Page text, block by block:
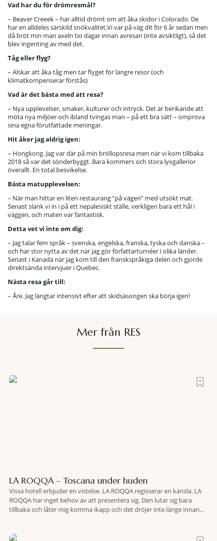
Vad har du för drömresmål?
– Beaver Creeek – har alltid drömt om att åka skidor i Colorado. De
har en alldeles särskild snökvalitet.Vi var på väg dit för 6 år sedan men
då bröt min man axeln tio dagar innan avresan (inte avsiktligt), så det
blev ingenting av med det.
Tåg eller flyg?
– Älskar att åka tåg men tar flyget för längre resor (och
klimatkompenserar förstås)
Vad är det bästa med att resa?
– Nya upplevelser, smaker, kulturer och intryck. Det är berikande att
möta nya miljöer och ibland tvingas man – på ett bra sätt – ompröva
sina egna förutfattade meningar.
Hit åker jag aldrig igen:
– Hongkong. Jag var där på min bröllopsresa men när vi kom tillbaka
2018 så var det sönderbyggt. Bara kommers och stora lyxgallerior
överallt. En total besvikelse.
Bästa matupplevelsen:
– När man hittar en liten restaurang ”på vägen” med utsökt mat.
Senast slank vi in i på ett nepalesiskt ställe, verkligen bara ett hål i
väggen, och maten var fantastisk.
Detta vet vi inte om dig:
– Jag talar fem språk – svenska, engelska, franska, tyska och danska –
och har stor nytta av det när jag gör författarturnéer i olika länder.
Senast i Kanada när jag kom till den franskspråkiga delen och gjorde
direktsända intervjuer i Quebec.
Nästa resa går till:
– Åre. Jag längtar intensivt efter att skidsäsongen ska börja igen!
Mer från RES
LA ROQQA – Toscana under huden
Vissa hotell erbjuder en vistelse. LA ROQQA regisserar en känsla. LA
ROQQA har inget behov av att presentera sig. Den lutar sig bara
tillbaka och låter mig komma ikapp och det dröjer inte länge innan